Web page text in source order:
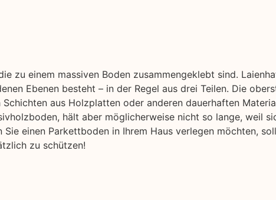
zu einem massiven Boden zusammengeklebt sind.
Ebenen besteht – in der Regel aus drei Teilen. Die
aus Holzplatten oder anderen dauerhaften
hält aber möglicherweise nicht so lange, weil
einen Parkettboden in Ihrem Haus verlegen möchten,
zu schützen!